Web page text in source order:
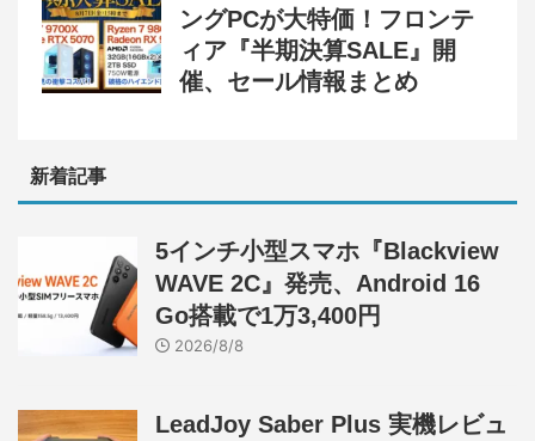
ングPCが大特価！フロンテ
ィア『半期決算SALE』開
催、セール情報まとめ
新着記事
5インチ小型スマホ『Blackview
WAVE 2C』発売、Android 16
Go搭載で1万3,400円
2026/8/8
LeadJoy Saber Plus 実機レビュ